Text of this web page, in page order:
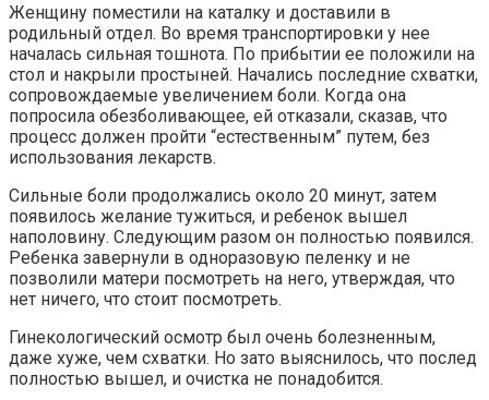
Женщину поместили на каталку и доставили в
родильный отдел. Во время транспортировки у нее
началась сильная тошнота. По прибытии ее положили на
стол и накрыли простыней. Начались последние схватки,
сопровождаемые увеличением боли. Когда она
попросила обезболивающее, ей отказали, сказав, что
процесс должен пройти “естественным” путем, без
использования лекарств.
Сильные боли продолжались около 20 минут, затем
появилось желание тужиться, и ребенок вышел
наполовину. Следующим разом он полностью появился.
Ребенка завернули в одноразовую пеленку и не
позволили матери посмотреть на него, утверждая, что
нет ничего, что стоит посмотреть.
Гинекологический осмотр был очень болезненным,
даже хуже, чем схватки. Но зато выяснилось, что послед
полностью вышел, и очистка не понадобится.